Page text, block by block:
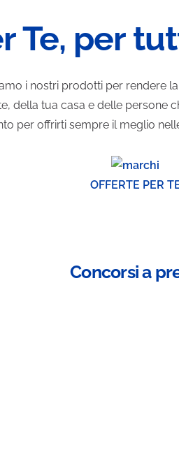
Te, per
i nostri prodotti per rendere
della tua casa e delle persone
per offrirti sempre il meglio
OFFERTE PER
Concorsi a